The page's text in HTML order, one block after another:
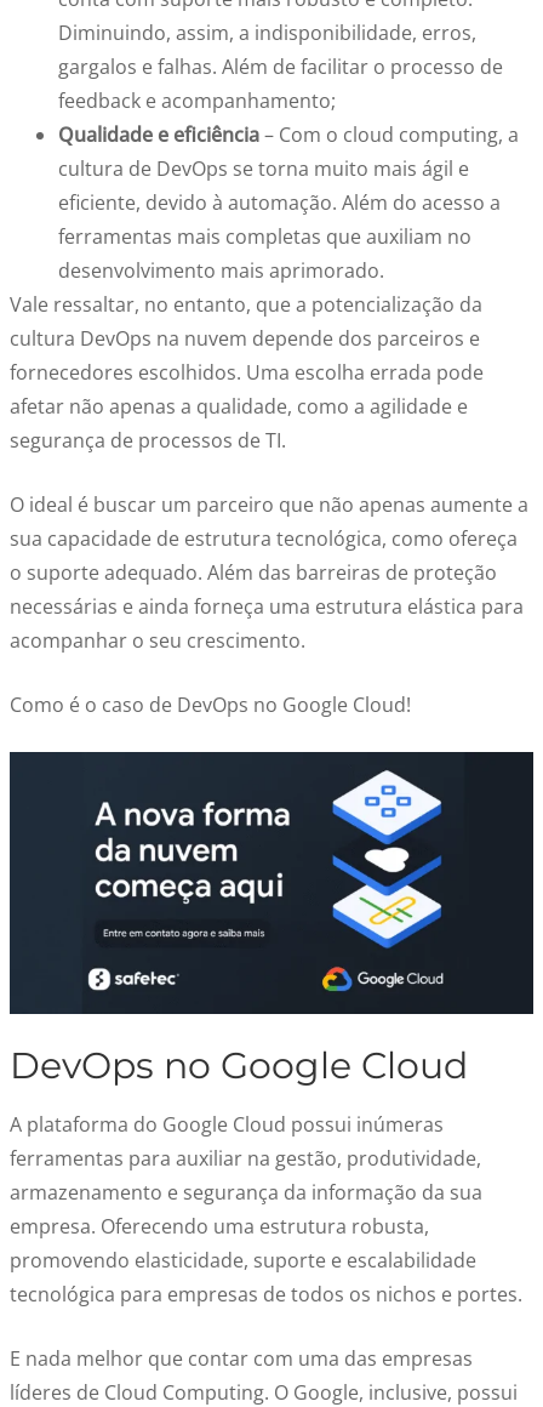
Diminuindo, assim, a indisponibilidade, erros,
gargalos e falhas. Além de facilitar o processo de
feedback e acompanhamento;
Qualidade e eficiência– Com o cloud computing, a
cultura de DevOps se torna muito mais ágil e
eficiente, devido à automação. Além do acesso a
ferramentas mais completas que auxiliam no
desenvolvimento mais aprimorado.
Vale ressaltar, no entanto, que a potencialização da
cultura DevOps na nuvem depende dos parceiros e
fornecedores escolhidos. Uma escolha errada pode
afetar não apenas a qualidade, como a agilidade e
segurança de processos de TI.
O ideal é buscar um parceiro que não apenas aumente a
sua capacidade de estrutura tecnológica, como ofereça
o suporte adequado. Além das barreiras de proteção
necessárias e ainda forneça uma estrutura elástica para
acompanhar o seu crescimento.
Como é o caso de DevOps no Google Cloud!
DevOps no Google Cloud
A plataforma do Google Cloud possui inúmeras
ferramentas para auxiliar na gestão, produtividade,
armazenamento e segurança da informação da sua
empresa. Oferecendo uma estrutura robusta,
promovendo elasticidade, suporte e escalabilidade
tecnológica para empresas de todos os nichos e portes.
E nada melhor que contar com uma das empresas
líderes de Cloud Computing. O Google, inclusive, possui